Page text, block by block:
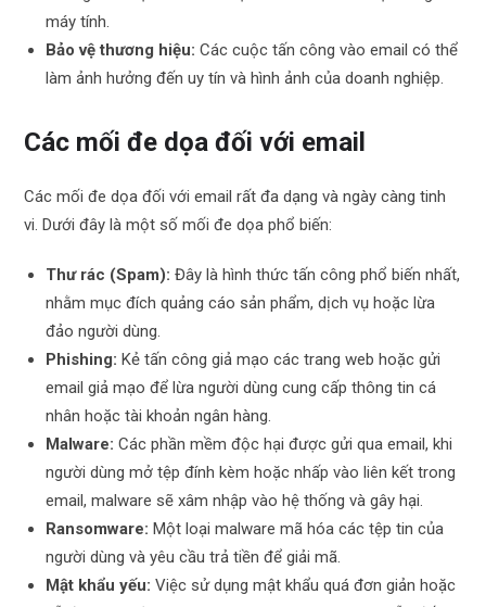
máy tính.
Bảo vệ thương hiệu: Các cuộc tấn công vào email có thể
làm ảnh hưởng đến uy tín và hình ảnh của doanh nghiệp.
Các mối đe dọa đối với email
Các mối đe dọa đối với email rất đa dạng và ngày càng tinh
vi. Dưới đây là một số mối đe dọa phổ biến:
Thư rác (Spam): Đây là hình thức tấn công phổ biến nhất,
nhằm mục đích quảng cáo sản phẩm, dịch vụ hoặc lừa
đảo người dùng.
Phishing: Kẻ tấn công giả mạo các trang web hoặc gửi
email giả mạo để lừa người dùng cung cấp thông tin cá
nhân hoặc tài khoản ngân hàng.
Malware: Các phần mềm độc hại được gửi qua email, khi
người dùng mở tệp đính kèm hoặc nhấp vào liên kết trong
email, malware sẽ xâm nhập vào hệ thống và gây hại.
Ransomware: Một loại malware mã hóa các tệp tin của
người dùng và yêu cầu trả tiền để giải mã.
Mật khẩu yếu: Việc sử dụng mật khẩu quá đơn giản hoặc